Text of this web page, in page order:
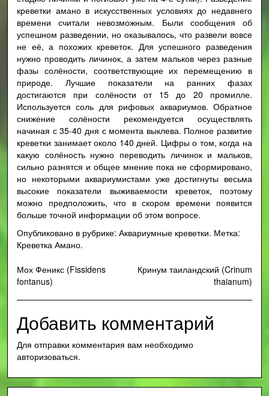
креветки амано в искусственных условиях до недавнего
времени считали невозможным. Были сообщения об
успешном разведении, но оказывалось, что развели вовсе
не её, а похожих креветок. Для успешного разведения
нужно проводить личинок, а затем мальков через разные
фазы солёности, соответствующие их перемещению в
природе. Лучшие показатели на ранних фазах
достигаются при солёности от 15 до 20 промилле.
Используется соль для рифовых аквариумов. Обратное
снижение солёности рекомендуется осуществлять
начиная с 35-40 дня с момента выклева. Полное развитие
креветки занимает около 140 дней. Цифры о том, когда на
какую солёность нужно переводить личинок и мальков,
сильно разнятся и общее мнение пока не сформировано,
но некоторыми аквариумистами уже достигнуты весьма
высокие показатели выживаемости креветок, поэтому
можно предположить, что в скором времени появится
больше точной информации об этом вопросе.
Опубликовано в рубрике: Аквариумные креветки. Метка:
Креветка Амано.
Навигация
по
записям
Мох Феникс (Fissidens
fontanus)
Кринум таиландский (Crinum
thaianum)
Добавить комментарий
Для отправки комментария вам необходимо
авторизоваться.